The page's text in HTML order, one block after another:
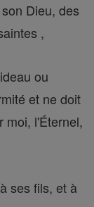
Dieu, des
,
ou
et ne doit
moi, l'Éternel,
ses fils, et à